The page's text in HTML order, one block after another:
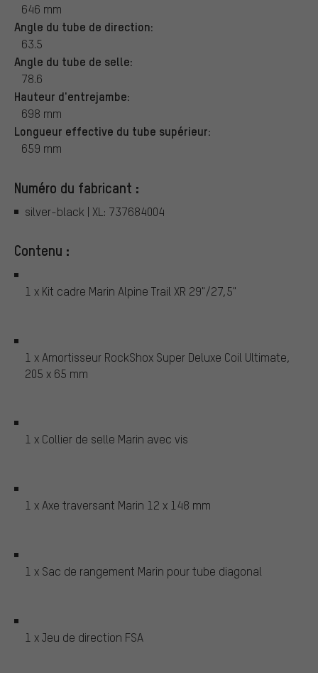
646 mm
Angle du tube de direction:
63.5
Angle du tube de selle:
78.6
Hauteur d'entrejambe:
698 mm
Longueur effective du tube supérieur:
659 mm
Numéro du fabricant :
silver-black | XL: 737684004
Contenu :
1 x Kit cadre Marin Alpine Trail XR 29"/27,5"
1 x Amortisseur RockShox Super Deluxe Coil Ultimate,
205 x 65 mm
1 x Collier de selle Marin avec vis
1 x Axe traversant Marin 12 x 148 mm
1 x Sac de rangement Marin pour tube diagonal
1 x Jeu de direction FSA